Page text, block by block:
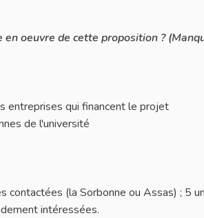
oeuvre de cette proposition ?
entreprises qui financent le projet
de l'université
(la Sorbonne ou Assas) ; 5
intéressées.